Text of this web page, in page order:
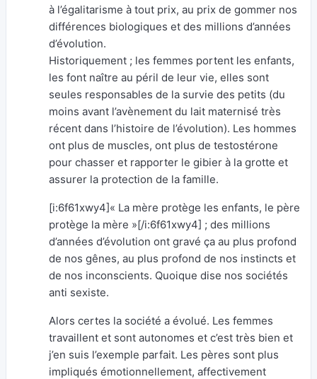
à l’égalitarisme à tout prix, au prix de gommer nos
différences biologiques et des millions d’années
d’évolution.
Historiquement ; les femmes portent les enfants,
les font naître au péril de leur vie, elles sont
seules responsables de la survie des petits (du
moins avant l’avènement du lait maternisé très
récent dans l’histoire de l’évolution). Les hommes
ont plus de muscles, ont plus de testostérone
pour chasser et rapporter le gibier à la grotte et
assurer la protection de la famille.
[i:6f61xwy4]« La mère protège les enfants, le père
protège la mère »[/i:6f61xwy4] ; des millions
d’années d’évolution ont gravé ça au plus profond
de nos gênes, au plus profond de nos instincts et
de nos inconscients. Quoique dise nos sociétés
anti sexiste.
Alors certes la société a évolué. Les femmes
travaillent et sont autonomes et c’est très bien et
j’en suis l’exemple parfait. Les pères sont plus
impliqués émotionnellement, affectivement